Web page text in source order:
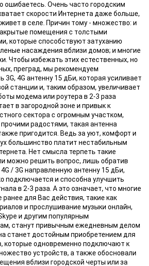
ошибаетесь. Очень часто городским
скорости Интернета даже больше,
в селе. Причин тому - множество: и
помещения с толстыми
которые способствуют затуханию
насаждения вблизи домов; и многие
Чтобы избежать этих естественных, но
преград, мы рекомендуем
3G, 4G антенну 15 дБи, которая усиливает
станции и, таким образом, увеличивает
модема или роутера в 2-3 раза
в загородной зоне и привык к
сектора с огромным участком,
радостями, такая антенна
пригодится. Ведь за уют, комфорт и
большинство платит нестабильным
Нет смысла терпеть такие
можно решить вопрос, лишь обратив
/ 3G направленную антенну 15 дБи,
подключается и способна улучшить
в 2-3 раза. А это означает, что многие
ранее для Вас действия, такие как
и прослушивание музыки онлайн,
и другим популярным
станут привычным ежедневным делом
станет достойным приобретением для
которые одновременно подключают к
устройств, а также обосновали
вблизи городской черты или за